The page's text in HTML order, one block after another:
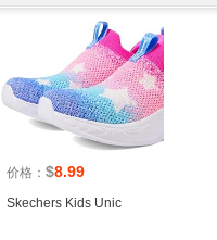
价格： $8.99
Skechers Kids Unic